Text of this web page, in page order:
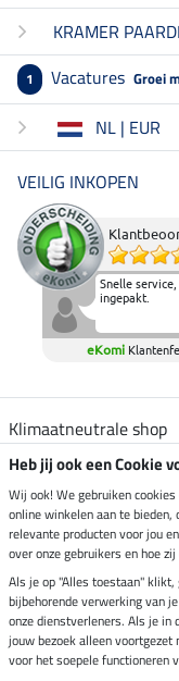
KRAMER
1 Vacatures Groei
NL | EUR
VEILIG INKOPEN
Snelle service,
ingepakt.
eKomi
Klimaatneutrale shop
Verzending per
Veilig betalen met
Heb jij ook een Cookie
Wij ook! We gebruiken
online winkelen aan te
relevante producten voor jou
over onze gebruikers en hoe
Als je op "Alles toestaan"
bijbehorende verwerking van
onze dienstverleners. Als je
jouw bezoek alleen
voor het soepele functioneren